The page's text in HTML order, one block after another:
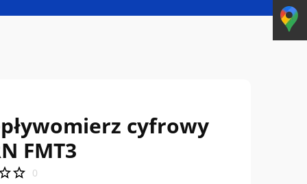
cyfrowy
FMT3
0